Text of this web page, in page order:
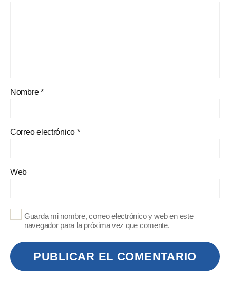
Nombre*
Correo electrónico *
Web
Guarda mi nombre, correo electrónico y web en este
navegador para la próxima vez que comente.